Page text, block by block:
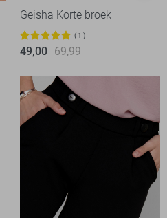
Geisha Korte broek
1
49,00 69,99